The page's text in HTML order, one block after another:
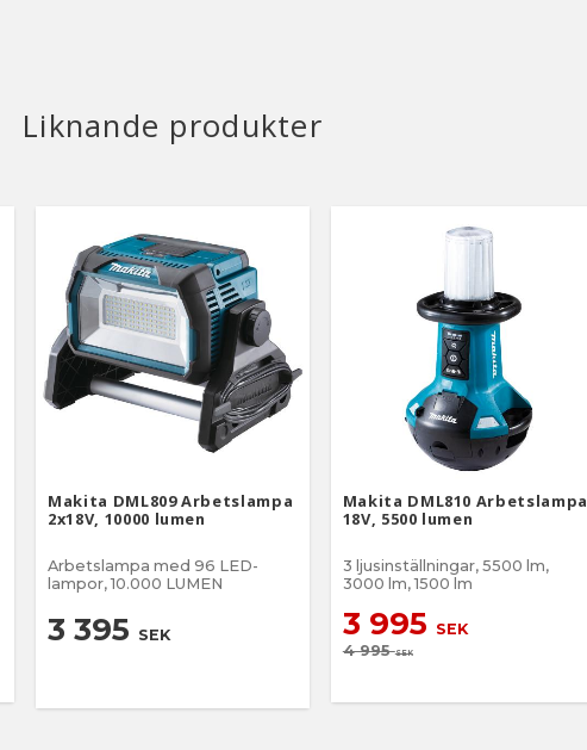
Liknande produkter
Makita DML809 Arbetslampa
2x18V, 10000 lumen
Arbetslampa med 96 LED-
lampor, 10.000 LUMEN
3 395 SEK
Makita DML810 Arbetslampa
18V, 5500 lumen
3 ljusinställningar, 5500 lm,
3000 lm, 1500 lm
3 995 SEK
4 995SEK